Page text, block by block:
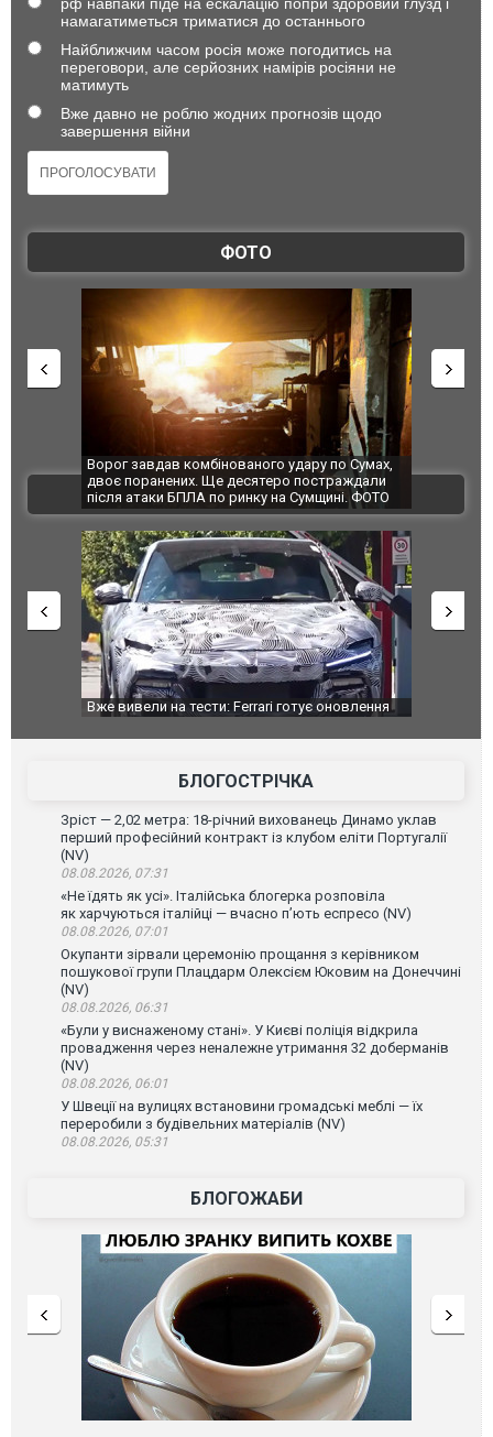
намагатиметься триматися до останнього
Найближчим часом росія може погодитись на
переговори, але серйозних намірів росіяни не
матимуть
Вже давно не роблю жодних прогнозів щодо
завершення війни
ФОТО
удару по Сумах,
Ще десятеро постраждали
по ринку на Сумщині. ФОТО
За 2000 кілометрів від кордону з
Єкатеринбурзі після атаки дронів
склад Wildberries. ФОТО. ВІДЕО
ВІДЕО
Ferrari готує оновлення
Вийшов трейлер нової екранізації
БЛОГОСТРІЧКА
Зріст — 2,02 метра: 18-річний вихованець Динамо уклав
перший професійний контракт із клубом еліти Португалії
(NV)
08.08.2026, 07:31
«Не їдять як усі». Італійська блогерка розповіла
як харчуються італійці — вчасно п’ють еспресо (NV)
08.08.2026, 07:01
Окупанти зірвали церемонію прощання з керівником
пошукової групи Плацдарм Олексієм Юковим на Донеччині
(NV)
08.08.2026, 06:31
«Були у виснаженому стані». У Києві поліція відкрила
провадження через неналежне утримання 32 доберманів
(NV)
08.08.2026, 06:01
У Швеції на вулицях встановини громадські меблі — їх
переробили з будівельних матеріалів (NV)
08.08.2026, 05:31
БЛОГОЖАБИ